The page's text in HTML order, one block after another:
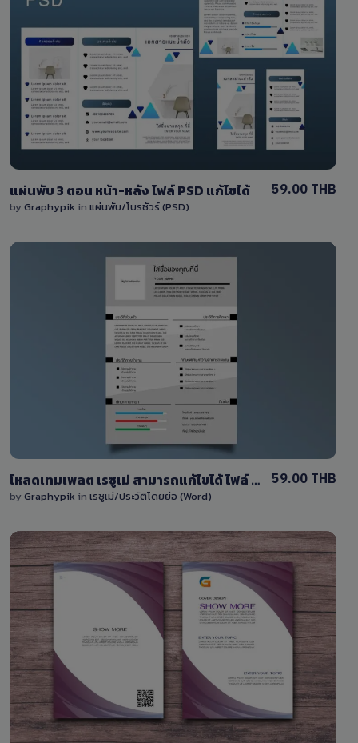
View Details
แผ่นพับ 3 ตอน หน้า-หลัง ไฟล์ PSD แก้ไขได้
by Graphypik in แผ่นพับ/โบรชัวร์ (PSD)
59.00 THB
View Details
1 Sale
โหลดเทมเพลต เรซูเม่ สามารถแก้ไขได้ ไฟล์ (Word) docx
by Graphypik in เรซูเม่/ประวัติโดยย่อ (Word)
59.00 THB
View Details
0 Sale